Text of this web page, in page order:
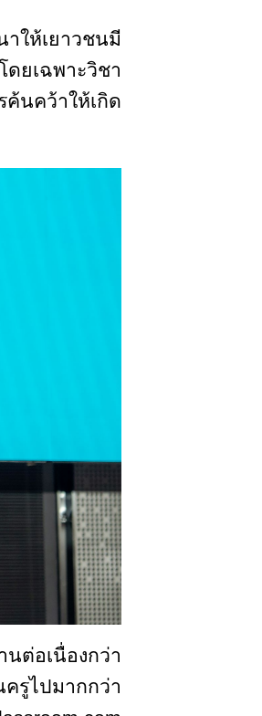
ให้เยาวชนมี
ยเฉพาะวิชา
คว้าให้เกิด
นต่อเนื่องกว่า
รูไปมากกว่า